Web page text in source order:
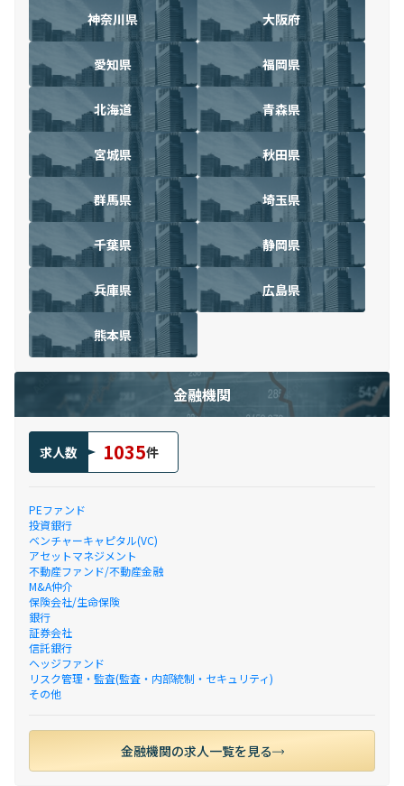
神奈川県 大阪府
愛知県 福岡県
北海道 青森県
宮城県 秋田県
群馬県 埼玉県
千葉県 静岡県
兵庫県 広島県
熊本県
金融機関
求人数 1035件
PEファンド
投資銀行
ベンチャーキャピタル(VC)
アセットマネジメント
不動産ファンド/不動産金融
M&A仲介
保険会社/生命保険
銀行
証券会社
信託銀行
ヘッジファンド
リスク管理・監査(監査・内部統制・セキュリティ)
その他
金融機関の求人一覧を見る